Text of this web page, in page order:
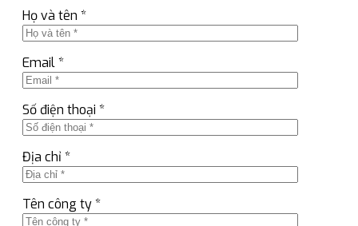
Họ và tên *
Email *
Số điện thoại *
Địa chỉ *
Tên công ty *